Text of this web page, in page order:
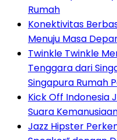
Rumah
Konektivitas
Menuju Masa
Twinkle Twinkle
Tenggara dari
Singapura Rumah
Kick Off Indonesia
Suara
Jazz Hipster